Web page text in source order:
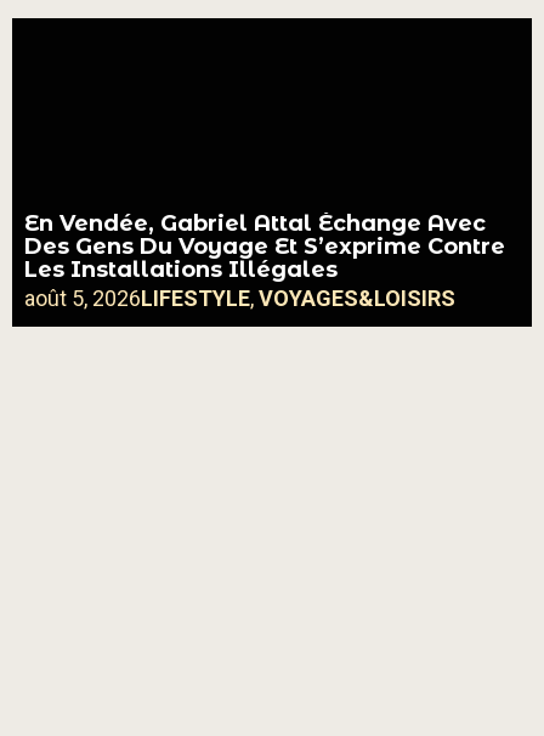
En Vendée, Gabriel Attal Échange Avec
Des Gens Du Voyage Et S’exprime Contre
Les Installations Illégales
août 5, 2026LIFESTYLE,VOYAGES&LOISIRS